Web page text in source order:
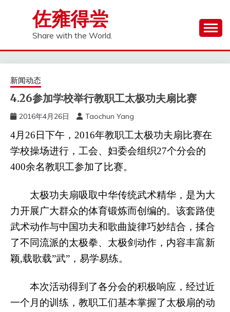
佐雍得尝
Share with the World.
新闻动态
4.26参加学校举行教职工太极功夫扇比赛
2016年4月26日 Taochun Yang
4月26日下午，2016年教职工太极功夫扇比赛在
学校操场进行，工会、妇委会组织27个分会的
400余名教职工参加了比赛。
太极功夫扇吸取中华传统武术精华，是为大
力开展广大群众的体育锻炼而创编的。该套路使
武术动作与中国功夫和歌曲旋律巧妙结合，揉合
了不同流派的太极拳、太极剑动作，内容丰富新
颖,载歌载”武”，易学易练。
本次活动得到了各分会的积极响应，经过近
一个月的训练，教职工们基本掌握了太极扇的动